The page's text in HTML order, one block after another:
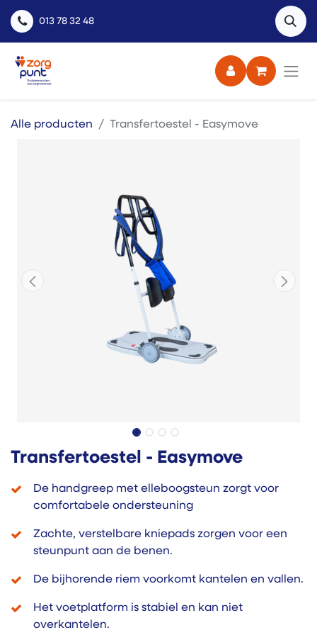
013 78 32 48
Alle producten Transfertoestel - Easymove
Transfertoestel - Easymove
De handgreep met elleboogsteun zorgt voor
comfortabele ondersteuning
Zachte, verstelbare kniepads zorgen voor een
steunpunt aan de benen.
De bijhorende riem voorkomt kantelen en vallen.
Het voetplatform is stabiel en kan niet
overkantelen.